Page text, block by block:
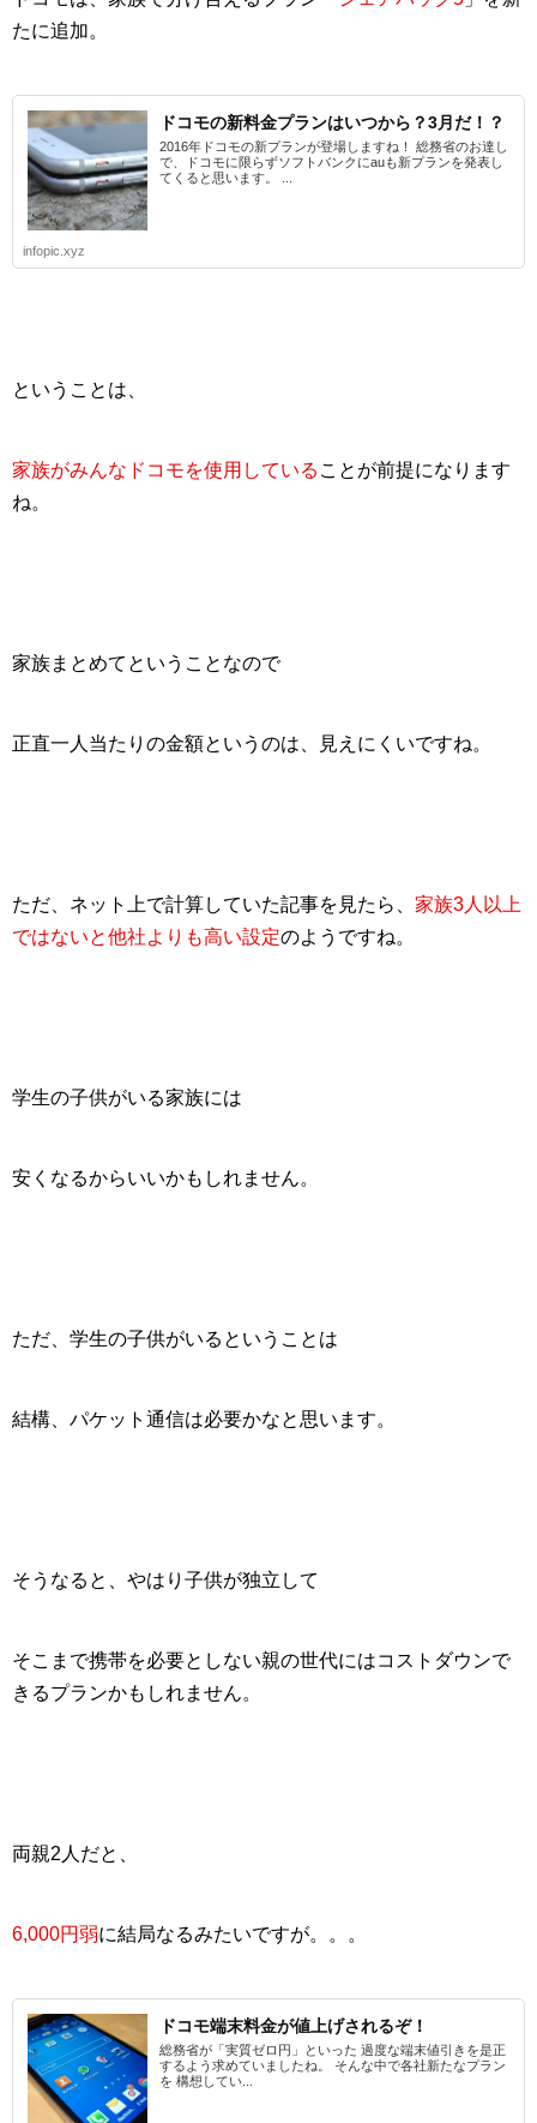
たに追加。
ドコモの新料金プランはいつから？3月だ！？
2016年ドコモの新プランが登場しますね！ 総務省のお達し
で、ドコモに限らずソフトバンクにauも新プランを発表し
てくると思います。 ...
infopic.xyz
ということは、
家族がみんなドコモを使用している ことが前提になります
ね。
家族まとめてということなので
正直一人当たりの金額というのは、見えにくいですね。
ただ、ネット上で計算していた記事を見たら、 家族3人以上
ではないと他社よりも高い設定のようですね。
学生の子供がいる家族には
安くなるからいいかもしれません。
ただ、学生の子供がいるということは
結構、パケット通信は必要かなと思います。
そうなると、やはり子供が独立して
そこまで携帯を必要としない親の世代にはコストダウンで
きるプランかもしれません。
両親2人だと、
6,000円弱に結局なるみたいですが。。。
ドコモ端末料金が値上げされるぞ！
総務省が「実質ゼロ円」といった 過度な端末値引きを是正
するよう求めていましたね。 そんな中で各社新たなプラン
を 構想してい...